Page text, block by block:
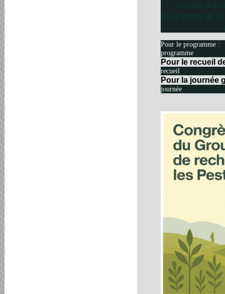
recueil des
programme de
Pour le programme :
programme
Pour le recueil
recueil
Pour la journée
journée